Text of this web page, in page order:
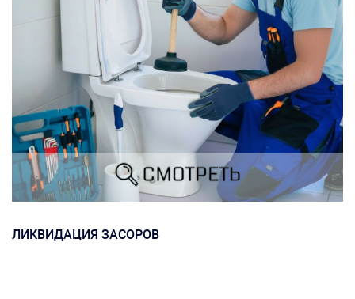
ЛИКВИДАЦИЯ ЗАСОРОВ